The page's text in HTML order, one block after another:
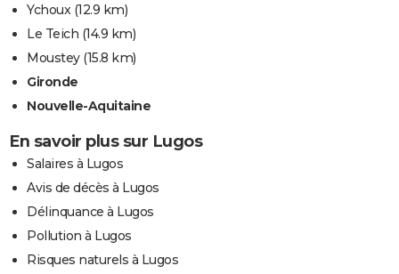
Ychoux (12.9 km)
Le Teich (14.9 km)
Moustey(15.8 km)
Gironde
Nouvelle-Aquitaine
En savoir plus sur Lugos
Salaires à Lugos
Avis de décès à Lugos
Délinquance à Lugos
Pollution à Lugos
Risques naturels à Lugos